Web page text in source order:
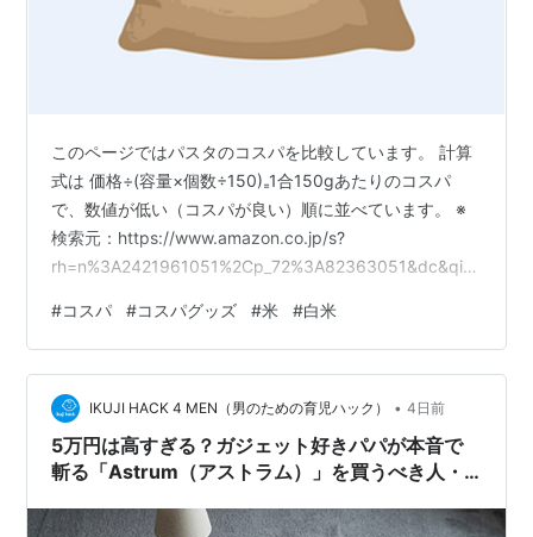
このページではパスタのコスパを比較しています。 計算
式は 価格÷(容量×個数÷150)₌1合150gあたりのコスパ
で、数値が低い（コスパが良い）順に並べています。 ※
検索元：https://www.amazon.co.jp/s?
rh=n%3A2421961051%2Cp_72%3A82363051&dc&qid
キング参加中ライフスタイル
#コスパ #コスパグッズ #米 #白米
IKUJI HACK 4 MEN（男のための育児ハック） • 4日前
5万円は高すぎる？ガジェット好きパパが本音で
斬る「Astrum（アストラム）」を買うべき人・